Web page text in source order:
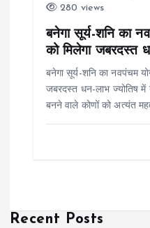
280 views
बनेगा सूर्य-शनि का
को मिलेगा जबरदस्त
बनेगा सूर्य-शनि का नवपंचम
जबरदस्त धन-लाभ ज्योतिष
बनने वाले कोणों को अत्यंत
Recent Posts